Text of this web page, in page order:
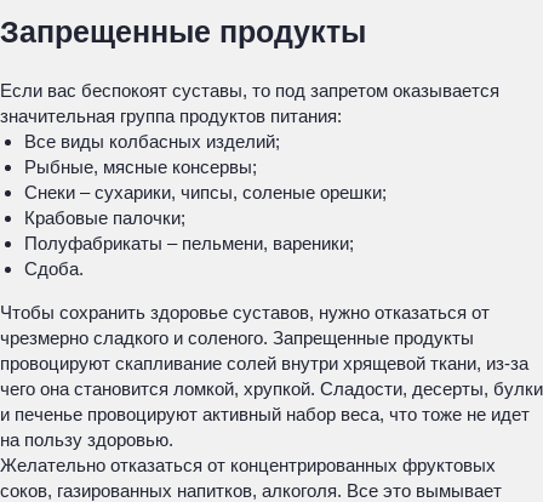
Запрещенные продукты
Если вас беспокоят суставы, то под запретом оказывается
значительная группа продуктов питания:
Все виды колбасных изделий;
Рыбные, мясные консервы;
Снеки – сухарики, чипсы, соленые орешки;
Крабовые палочки;
Полуфабрикаты – пельмени, вареники;
Сдоба.
Чтобы сохранить здоровье суставов, нужно отказаться от
чрезмерно сладкого и соленого. Запрещенные продукты
провоцируют скапливание солей внутри хрящевой ткани, из-за
чего она становится ломкой, хрупкой. Сладости, десерты, булки
и печенье провоцируют активный набор веса, что тоже не идет
на пользу здоровью.
Желательно отказаться от концентрированных фруктовых
соков, газированных напитков, алкоголя. Все это вымывает